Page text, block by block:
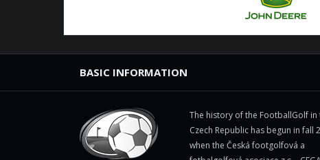
BASIC INFORMATION
The history of the FootballGolf in
Czech Republic has begun in fall
when the Česká footgolfová a